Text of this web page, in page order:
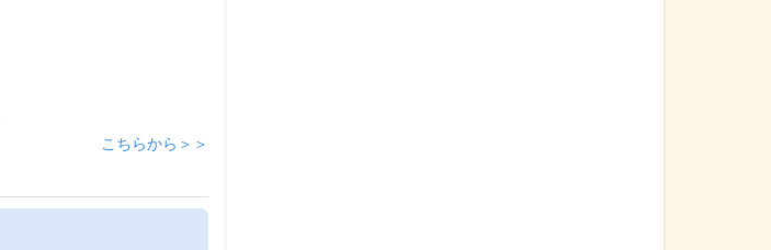
こちらから＞＞